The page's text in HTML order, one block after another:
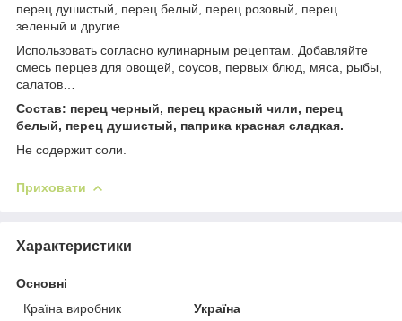
перец душистый, перец белый, перец розовый, перец
зеленый и другие…
Использовать согласно кулинарным рецептам. Добавляйте
смесь перцев для овощей, соусов, первых блюд, мяса, рыбы,
салатов…
Состав: перец черный, перец красный чили, перец
белый, перец душистый, паприка красная сладкая.
Не содержит соли.
Приховати
Характеристики
Основні
Країна виробник
Україна